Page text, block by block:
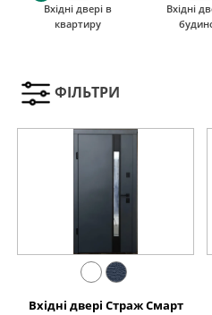
Вхідні двері в
квартиру
Вхідні
ФІЛЬТРИ
Вхідні двері Страж Смарт